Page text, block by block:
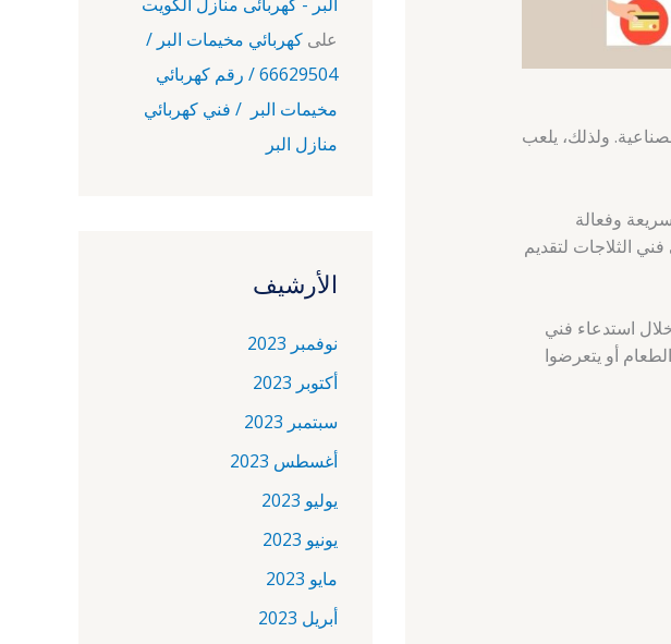
ولذلك، يلعب
وفعالة
الثلاجات لتقديم
استدعاء فني
أو يتعرضوا
على كهربائي مخيمات البر /
66629504 / رقم كهربائي
مخيمات البر / فني كهربائي
منازل البر
الأرشيف
نوفمبر 2023
أكتوبر 2023
سبتمبر 2023
أغسطس 2023
يوليو 2023
يونيو 2023
مايو 2023
أبريل 2023